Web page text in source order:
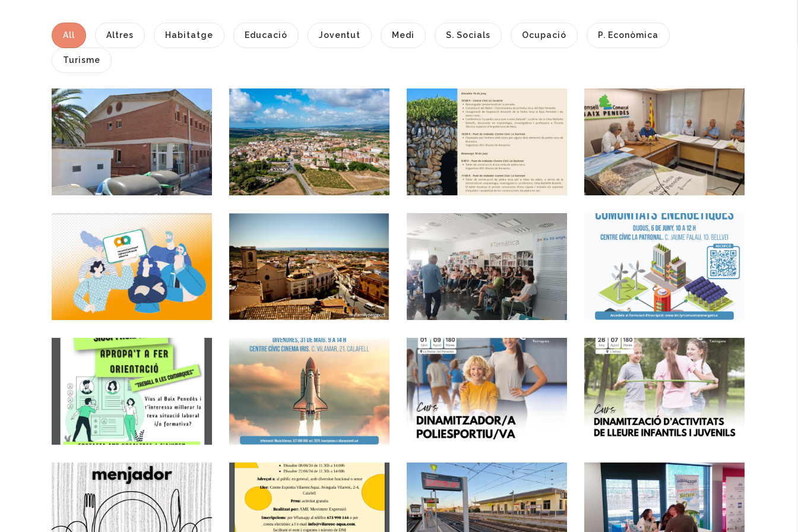
All Altres Habitatge Educació Joventut Medi S. Socials Ocupació P. Econòmica
Turisme
Visita Virtual A La
Seu De L'Arxiu
Comarcal Del Baix
Penedès
Altres
Presenta Més D'un
Centenar
D'al·legacions A
L'avantprojecte
Del Pla Territorial
Parcial Del
Penedès
P. econòmica
1a Trobada Pedra
Seca Baix
Penedès - 15 I 16
De Juny
Altres
1a Trobada De La
Coordinadora De
La Pedra Seca Per
Promoure I
Protegir Aquest
Patrimoni
Altres
El Consell
Comarcal Del Baix
Penedès Ha Estat
Guardonat Amb
Un Dels
Reconeixements
Administració
Oberta 2023
Altres
EL PLA DE XOC
POBRESA De
Calafell, Exemple
Del Banc De
Bones Pràctiques
Altres
Formació Sobre
Gestió
D’Equipaments
Juvenils Als
Ajuntaments Del
Baix Penedès.
Joventut
SEMINARI DE
COMUNITATS
ENERGÈTIQUES AL
BAIX PENEDÈS
P. econòmica
Busques Feina O
Vols Millorar La
Teva Situació
Laboral O Vols
Formar-Te?
Ocupació
Seminari De
Màrqueting I
Vendes
Ocupació
MONITOR/A
POLIESPORTIU/VA
Per Joves D'entre
16 I 29 Anys
Inscrits A Garantia
Juvenil
MONITOR/A
POLIESPORTIU/VA
Per Joves D'entre
16 I 29 Anys
Inscrits A Garantia
Juvenil
OBERTA LA
CONVOCATÒRIA.
Ajuts De Menjador
Escolar Al Baix
Taller De Dansa
Inclusiva A
Calafell
Comarcal Del Baix
Penedès Reclama
Urgentment
Millores Al Servei
Observatori Del
Mercat Laboral
Del Baix Penedès
Primer Trimestre